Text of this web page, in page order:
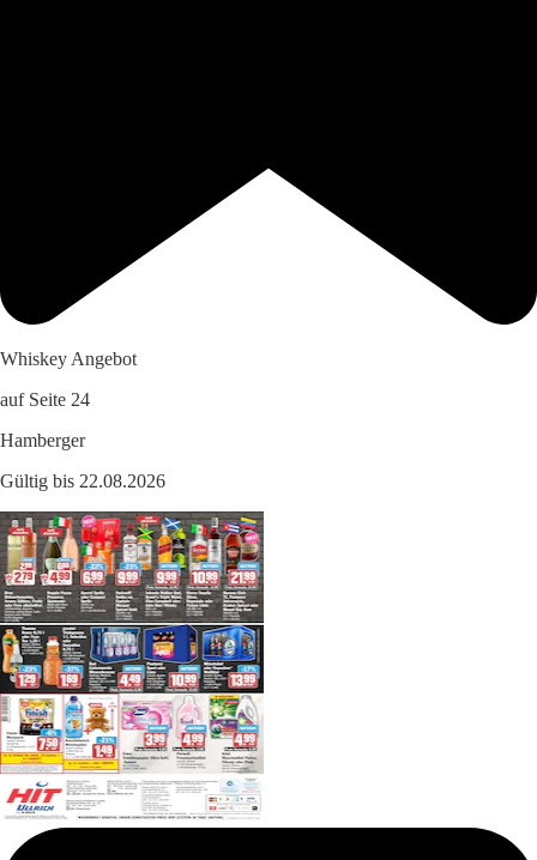
Whiskey Angebot
auf Seite 24
Hamberger
Gültig bis 22.08.2026